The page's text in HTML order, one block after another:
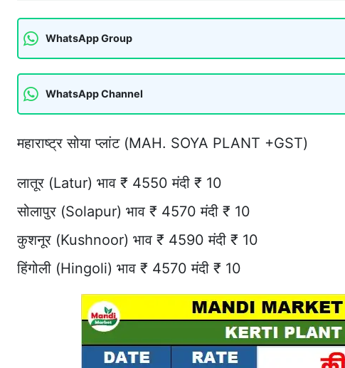
WhatsApp Group
WhatsApp Channel
महाराष्ट्र सोया प्लांट (MAH. SOYA PLANT +GST)
लातूर (Latur) भाव ₹ 4550 मंदी ₹ 10
सोलापुर (Solapur) भाव ₹ 4570 मंदी ₹ 10
कुशनूर (Kushnoor) भाव ₹ 4590 मंदी ₹ 10
हिंगोली (Hingoli) भाव ₹ 4570 मंदी ₹ 10